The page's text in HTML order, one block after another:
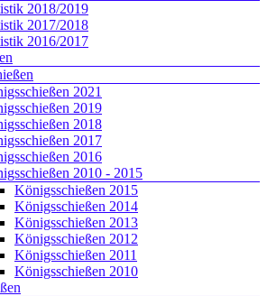
2018/2019
2017/2018
2016/2017
2021
2019
2018
2017
2016
2010 - 2015
Königsschießen 2015
Königsschießen 2014
Königsschießen 2013
Königsschießen 2012
Königsschießen 2011
Königsschießen 2010